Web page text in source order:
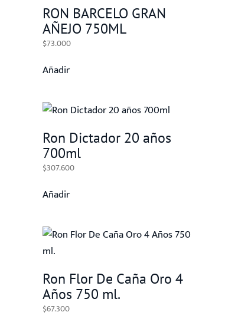
RON BARCELO GRAN
AÑEJO 750ML
$73.000
Añadir
Ron Dictador 20 años
700ml
$307.600
Añadir
Ron Flor De Caña Oro 4
Años 750 ml.
$67.300